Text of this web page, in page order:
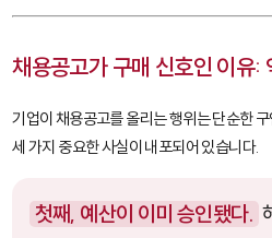
채용공고가 구매 신호인 이유:
기업이 채용공고를 올리는 행위는 단순한
세 가지 중요한 사실이 내포되어 있습니다.
첫째, 예산이 이미 승인됐다.